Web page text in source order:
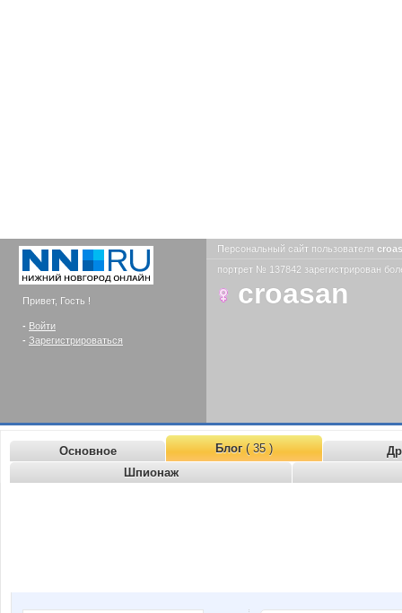
Привет, Гость !
- Войти
- Зарегистрироваться
Персональный сайт пользователя
портрет № 137842 зарегистрирован
croasan
Основное Блог( 35 )
Шпионаж